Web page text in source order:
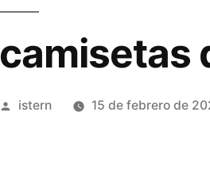
camisetas
Publicado
istern 15 de febrero de